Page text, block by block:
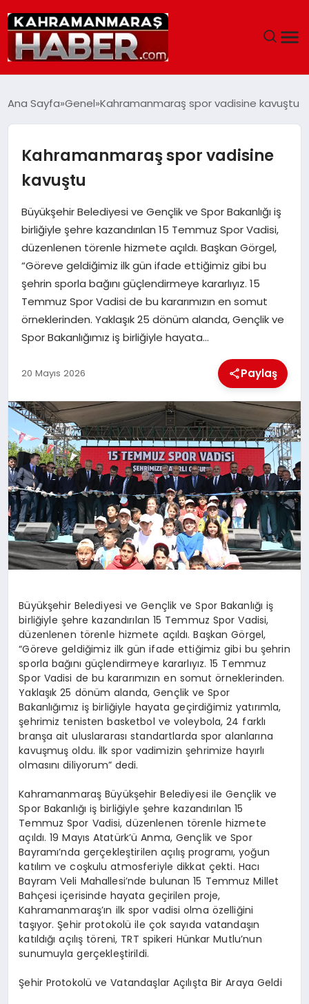
SIYASET
EĞITIM
SAĞLIK
GENEL
SPOR
İLÇE HABERLERI
DÜNYA
İLETIŞIM
YAZARLAR
KÜNYE
Ana Sayfa Genel Kahramanmaraş spor vadisine kavuştu
Kahramanmaraş spor vadisine
kavuştu
Büyükşehir Belediyesi ve Gençlik ve Spor Bakanlığı iş
birliğiyle şehre kazandırılan 15 Temmuz Spor Vadisi,
düzenlenen törenle hizmete açıldı. Başkan Görgel,
“Göreve geldiğimiz ilk gün ifade ettiğimiz gibi bu
şehrin sporla bağını güçlendirmeye kararlıyız. 15
Temmuz Spor Vadisi de bu kararımızın en somut
örneklerinden. Yaklaşık 25 dönüm alanda, Gençlik ve
Spor Bakanlığımız iş birliğiyle hayata…
20 Mayıs 2026 Paylaş
Büyükşehir Belediyesi ve Gençlik ve Spor Bakanlığı iş
birliğiyle şehre kazandırılan 15 Temmuz Spor Vadisi,
düzenlenen törenle hizmete açıldı. Başkan Görgel,
“Göreve geldiğimiz ilk gün ifade ettiğimiz gibi bu şehrin
sporla bağını güçlendirmeye kararlıyız. 15 Temmuz
Spor Vadisi de bu kararımızın en somut örneklerinden.
Yaklaşık 25 dönüm alanda, Gençlik ve Spor
Bakanlığımız iş birliğiyle hayata geçirdiğimiz yatırımla,
şehrimiz tenisten basketbol ve voleybola, 24 farklı
branşa ait uluslararası standartlarda spor alanlarına
kavuşmuş oldu. İlk spor vadimizin şehrimize hayırlı
olmasını diliyorum” dedi.
Kahramanmaraş Büyükşehir Belediyesi ile Gençlik ve
Spor Bakanlığı iş birliğiyle şehre kazandırılan 15
Temmuz Spor Vadisi, düzenlenen törenle hizmete
açıldı. 19 Mayıs Atatürk’ü Anma, Gençlik ve Spor
Bayramı’nda gerçekleştirilen açılış programı, yoğun
katılım ve coşkulu atmosferiyle dikkat çekti. Hacı
Bayram Veli Mahallesi’nde bulunan 15 Temmuz Millet
Bahçesi içerisinde hayata geçirilen proje,
Kahramanmaraş’ın ilk spor vadisi olma özelliğini
taşıyor. Şehir protokolü ile çok sayıda vatandaşın
katıldığı açılış töreni, TRT spikeri Hünkar Mutlu’nun
sunumuyla gerçekleştirildi.
Şehir Protokolü ve Vatandaşlar Açılışta Bir Araya Geldi